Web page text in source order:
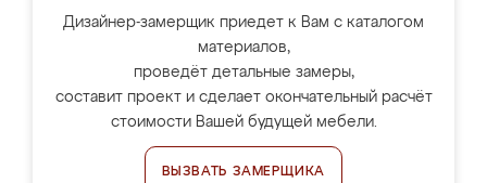
Дизайнер-замерщик приедет к Вам с каталогом
материалов,
проведёт детальные замеры,
составит проект и сделает окончательный расчёт
стоимости Вашей будущей мебели.
ВЫЗВАТЬ ЗАМЕРЩИКА